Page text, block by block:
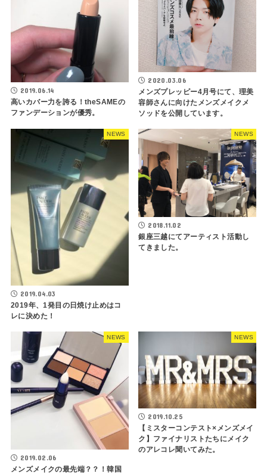
2019.06.14
高いカバー力を誇る！theSAMEの
ファンデーションが優秀。
2020.03.06
メンズプレッピー4月号にて、理美
容師さんに向けたメンズメイクメ
ソッドを公開しています。
NEWS
2019.04.03
2019年、1発目の日焼け止めはコ
レに決めた！
NEWS
2018.11.02
銀座三越にてアーティスト活動し
てきました。
NEWS
2019.02.06
メンズメイクの最先端？？！韓国
NEWS
2019.10.25
【ミスターコンテスト×メンズメイ
ク】ファイナリストたちにメイク
のアレコレ聞いてみた。